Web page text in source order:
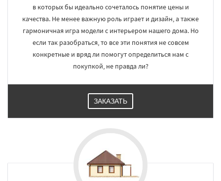
в которых бы идеально сочеталось понятие цены и
качества. Не менее важную роль играет и дизайн, а также
гармоничная игра модели с интерьером нашего дома. Но
если так разобраться, то все эти понятия не совсем
конкретные и вряд ли помогут определиться нам с
покупкой, не правда ли?
ЗАКАЗАТЬ